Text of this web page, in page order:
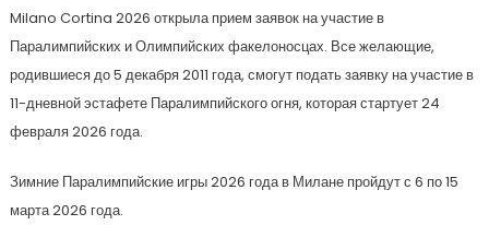
Milano Cortina 2026 открыла прием заявок на участие в
Паралимпийских и Олимпийских факелоносцах. Все желающие,
родившиеся до 5 декабря 2011 года, смогут подать заявку на участие в
11-дневной эстафете Паралимпийского огня, которая стартует 24
февраля 2026 года.
Зимние Паралимпийские игры 2026 года в Милане пройдут с 6 по 15
марта 2026 года.